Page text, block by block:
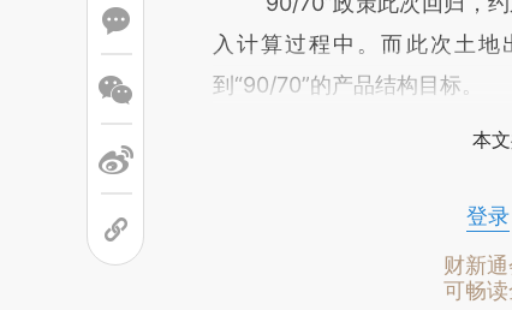
入计算过程中。而此次土
到“90/70”的产品结构目标。
本
登录
财新
可畅